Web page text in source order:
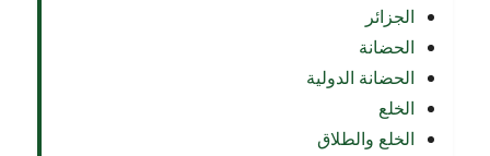
الجزائر
الحضانة
الحضانة الدولية
الخلع
الخلع والطلاق